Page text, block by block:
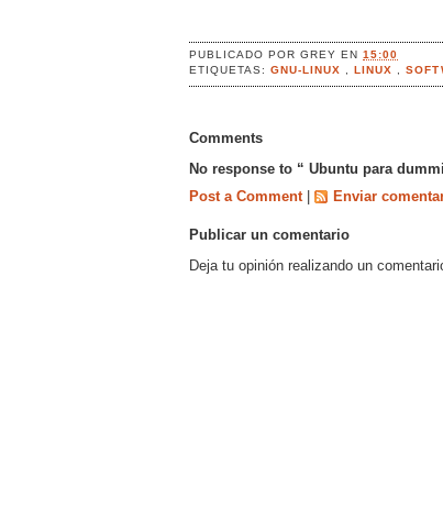
PUBLICADO PORGREYEN15:00
ETIQUETAS:GNU-LINUX ,LINUX ,
Comments
No response to “ Ubuntu para
Post a Comment
Enviar
Publicar un comentario
Deja tu opinión realizando un